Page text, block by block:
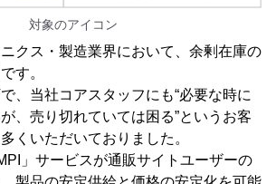
対象のアイコン
クス・製造業界において、余剰在庫の
す。
、当社コアスタッフにも“必要な時に
、売り切れていては困る”というお客
くいただいておりました。
」サービスが通販サイトユーザーの